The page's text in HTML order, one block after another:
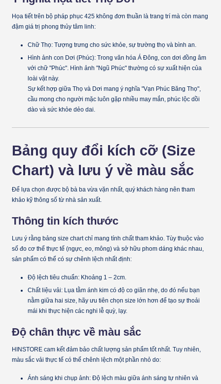
Họa tiết trên bộ pháp phục 425 không đơn thuần là trang trí mà còn mang
đậm giá trị phong thủy tâm linh:
Chữ Thọ: Tượng trưng cho sức khỏe, sự trường thọ và bình an.
Hình ảnh con Dơi (Phúc): Trong văn hóa Á Đông, con dơi đồng âm
với chữ "Phúc". Hình ảnh "Ngũ Phúc" thường có sự xuất hiện của
loài vật này.
Sự kết hợp giữa Thọ và Dơi mang ý nghĩa "Vạn Phúc Băng Thọ"
cầu mong cho người mặc luôn gặp nhiều may mắn, phúc lộc dồi
dào và sức khỏe dẻo dai.
Bảng quy đổi kích cỡ (Size
Chart) và lưu ý về màu sắc
Để lựa chọn được bộ bà ba vừa vặn nhất, quý khách hàng nên tham
khảo kỹ thông số từ nhà sản xuất.
Thông tin kích thước
Lưu ý rằng bảng size chart chỉ mang tính chất tham khảo. Tùy thuộc vào
số đo cơ thể thực tế (ngực, eo, mông) và sở hữu phom dáng khác nhau,
sản phẩm có thể có sự chênh lệch nhất định:
Độ lệch tiêu chuẩn: Khoảng 1 – 2cm.
Chất liệu vải: Lụa tằm ánh kim có độ co giãn nhẹ, do đó nếu bạn
nằm giữa hai size, hãy ưu tiên chọn size lớn hơn để tạo sự thoải
mái khi thực hiện các nghi lễ quỳ, lạy.
Độ chân thực về màu sắc
HINSTORE cam kết đảm bảo chất lượng sản phẩm tốt nhất. Tuy nhiên,
màu sắc vải thực tế có thể chênh lệch một phần nhỏ do:
Ánh sáng khi chụp ảnh: Độ lệch màu giữa ánh sáng tự nhiên và